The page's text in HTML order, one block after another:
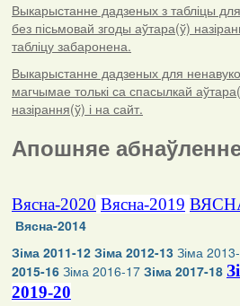
Выкарыстанне дадзеных з табліцы
без пісьмовай згоды аўтара(ў)
табліцу забаронена.
Выкарыстанне дадзеных для
магчымае толькі са спасылкай
назірання(ў) і на сайт.
Апошняе
Вясна-2020 Вясна-2019
Вясна-2014
Зіма 2011-12 Зіма 2012-13 Зіма
2015-16 Зіма 2016-17 Зіма 2017-18
2019-20